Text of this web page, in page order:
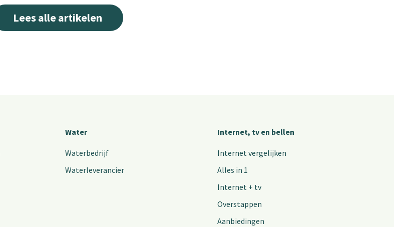
Lees alle artikelen
Water
Waterbedrijf
Waterleverancier
Internet, tv en bellen
Internet vergelijken
Alles in 1
Internet + tv
Overstappen
Aanbiedingen